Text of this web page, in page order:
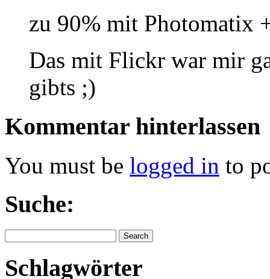
zu 90% mit Photomatix
Das mit Flickr war mir
gibts ;)
Kommentar hinterlassen
You must be logged in to
Suche:
Schlagwörter